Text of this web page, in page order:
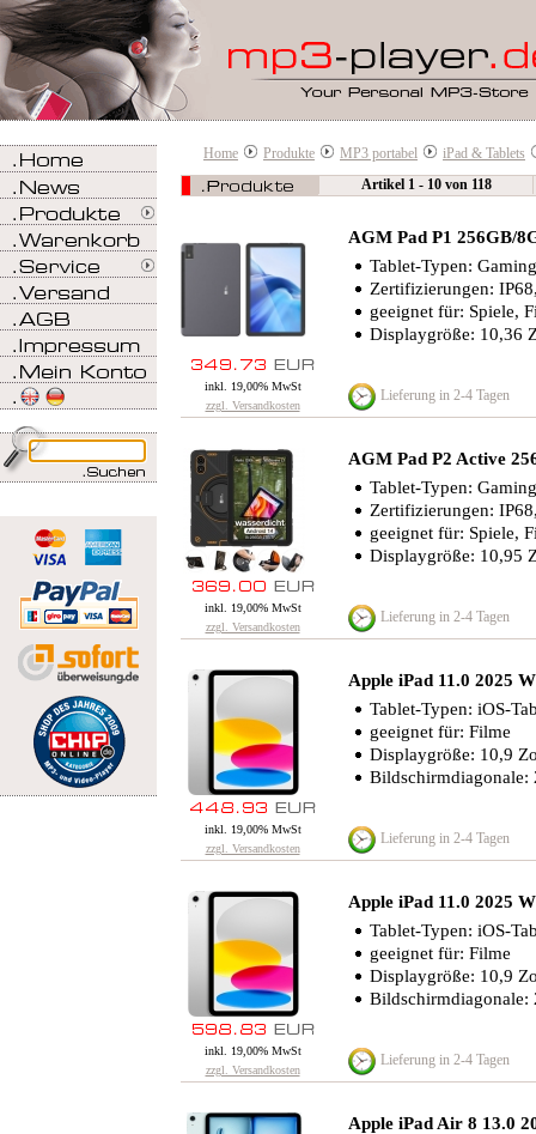
Home Produkte MP3 portabel
iPad & Tablets
Artikel 1 - 10 von 118
AGM Pad P1 256GB/
Tablet-Typen:
Zertifizierungen:
geeignet für: Spiele,
Displaygröße: 10,36
inkl. 19,00% MwSt
zzgl. Versandkosten
Lieferung in 2-4 Tagen
AGM Pad P2 Active
Tablet-Typen:
Zertifizierungen:
geeignet für: Spiele,
Displaygröße: 10,95
inkl. 19,00% MwSt
zzgl. Versandkosten
Lieferung in 2-4 Tagen
Apple iPad 11.0 2025
Tablet-Typen: iOS-
geeignet für: Filme
Displaygröße: 10,9
Bildschirmdiagonale:
inkl. 19,00% MwSt
zzgl. Versandkosten
Lieferung in 2-4 Tagen
Apple iPad 11.0 2025
Tablet-Typen: iOS-
geeignet für: Filme
Displaygröße: 10,9
Bildschirmdiagonale:
inkl. 19,00% MwSt
zzgl. Versandkosten
Lieferung in 2-4 Tagen
Apple iPad Air 8 13.0